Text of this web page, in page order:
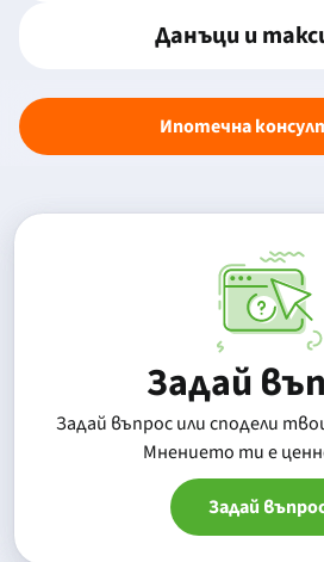
Данъци и
Ипотечна
Задай
Задай въпрос или сподели
Mнението ти е
Задай